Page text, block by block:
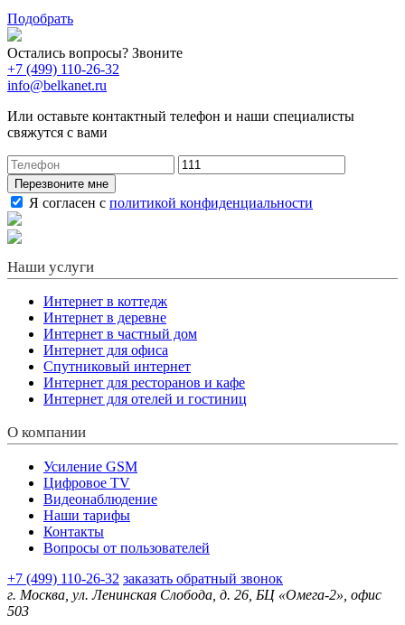
Подобрать
Остались вопросы? Звоните
+7 (499) 110-26-32
info@belkanet.ru
Или оставьте контактный телефон и наши специалисты
свяжутся с вами
Перезвоните мне
Я согласен с политикой конфиденциальности
Наши услуги
Интернет в коттедж
Интернет в деревне
Интернет в частный дом
Интернет для офиса
Спутниковый интернет
Интернет для ресторанов и кафе
Интернет для отелей и гостиниц
О компании
Усиление GSM
Цифровое TV
Видеонаблюдение
Наши тарифы
Контакты
Вопросы от пользователей
+7 (499) 110-26-32 заказать обратный звонок
г. Москва, ул. Ленинская Слобода, д. 26, БЦ «Омега-2», офис
503